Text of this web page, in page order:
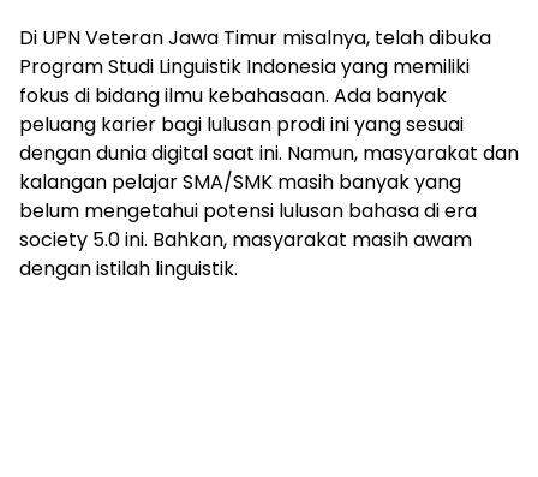
Di UPN Veteran Jawa Timur misalnya, telah dibuka
Program Studi Linguistik Indonesia yang memiliki
fokus di bidang ilmu kebahasaan. Ada banyak
peluang karier bagi lulusan prodi ini yang sesuai
dengan dunia digital saat ini. Namun, masyarakat dan
kalangan pelajar SMA/SMK masih banyak yang
belum mengetahui potensi lulusan bahasa di era
society 5.0 ini. Bahkan, masyarakat masih awam
dengan istilah linguistik.